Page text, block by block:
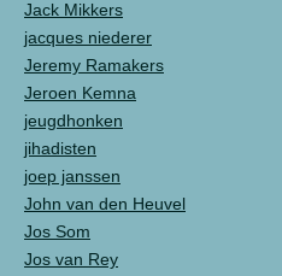
Jack Mikkers
jacques niederer
Jeremy Ramakers
Jeroen Kemna
jeugdhonken
jihadisten
joep janssen
John van den Heuvel
Jos Som
Jos van Rey